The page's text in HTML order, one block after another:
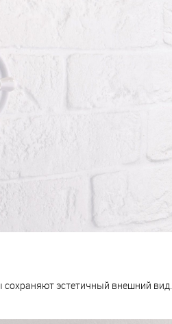
эстетичный внешний вид.